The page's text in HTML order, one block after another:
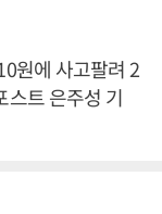
원에 사고팔려 2
트 은주성 기